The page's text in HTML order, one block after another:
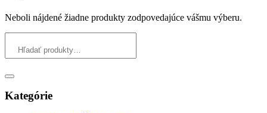
Neboli nájdené žiadne produkty zodpovedajúce vášmu výberu.
Kategórie